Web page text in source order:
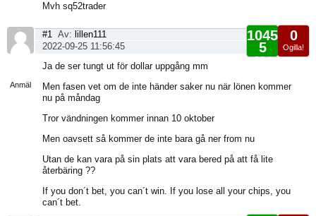
Mvh sq52trader
Anmäl
0
Ogilla!
1045
5
Gilla!
#1 Av: lillen111
2022-09-25 11:56:45
Ja de ser tungt ut för dollar uppgång mm
Men fasen vet om de inte händer saker nu när lönen kommer
nu på måndag
Tror vändningen kommer innan 10 oktober
Men oavsett så kommer de inte bara gå ner from nu
Utan de kan vara på sin plats att vara bered på att få lite
återbäring ??
If you don´t bet, you can´t win. If you lose all your chips, you
can´t bet.